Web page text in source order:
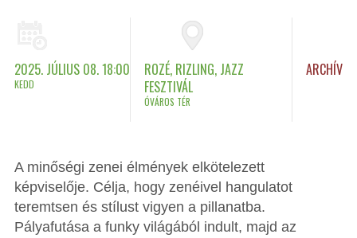
2025. JÚLIUS 08. 18:00
KEDD
ROZÉ, RIZLING, JAZZ
FESZTIVÁL
ÓVÁROS TÉR
ARCHÍV
A minőségi zenei élmények elkötelezett
képviselője. Célja, hogy zenéivel hangulatot
teremtsen és stílust vigyen a pillanatba.
Pályafutása a funky világából indult, majd az